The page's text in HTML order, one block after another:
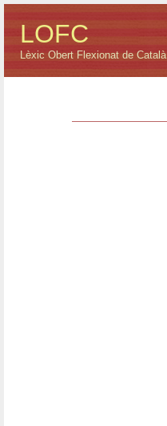
LOFC
Lèxic Obert Flexionat de Català